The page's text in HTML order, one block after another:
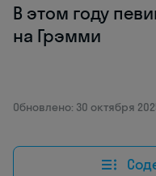
В этом году
на Грэмми
Обновлено: 30 октября